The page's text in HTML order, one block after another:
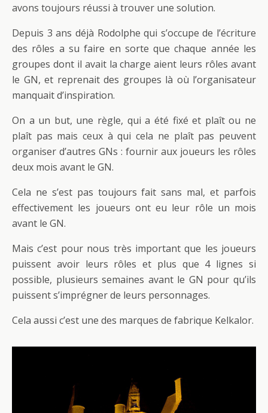
avons toujours réussi à trouver une solution.
Depuis 3 ans déjà Rodolphe qui s’occupe de l’écriture
des rôles a su faire en sorte que chaque année les
groupes dont il avait la charge aient leurs rôles avant
le GN, et reprenait des groupes là où l’organisateur
manquait d’inspiration.
On a un but, une règle, qui a été fixé et plaît ou ne
plaît pas mais ceux à qui cela ne plaît pas peuvent
organiser d’autres GNs : fournir aux joueurs les rôles
deux mois avant le GN.
Cela ne s’est pas toujours fait sans mal, et parfois
effectivement les joueurs ont eu leur rôle un mois
avant le GN.
Mais c’est pour nous très important que les joueurs
puissent avoir leurs rôles et plus que 4 lignes si
possible, plusieurs semaines avant le GN pour qu’ils
puissent s’imprégner de leurs personnages.
Cela aussi c’est une des marques de fabrique Kelkalor.